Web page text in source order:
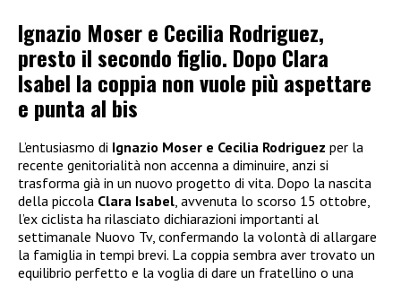
Ignazio Moser e Cecilia Rodriguez,
presto il secondo figlio. Dopo Clara
Isabel la coppia non vuole più aspettare
e punta al bis
L’entusiasmo di Ignazio Moser e Cecilia Rodriguez per la
recente genitorialità non accenna a diminuire, anzi si
trasforma già in un nuovo progetto di vita. Dopo la nascita
della piccola Clara Isabel, avvenuta lo scorso 15 ottobre,
l’ex ciclista ha rilasciato dichiarazioni importanti al
settimanale Nuovo Tv, confermando la volontà di allargare
la famiglia in tempi brevi. La coppia sembra aver trovato un
equilibrio perfetto e la voglia di dare un fratellino o una